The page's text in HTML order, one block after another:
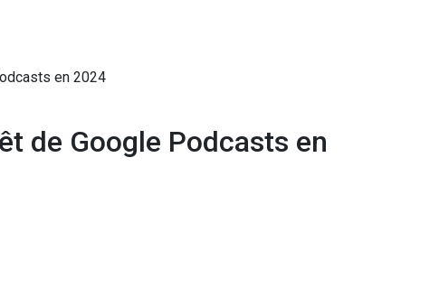
en 2024
de Google Podcasts en